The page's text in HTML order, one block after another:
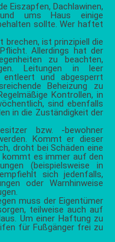
Eiszapfen, Dachlawinen,
ums Haus einige
sollte. Wer haftet
brechen, ist prinzipiell die
Allerdings hat der
zu beachten,
Leitungen in leer
entleert und abgesperrt
Beheizung zu
Kontrollen, in
sind ebenfalls
in die Zuständigkeit der
bzw. -bewohner
Kommt er dieser
droht bei Schäden eine
kommt es immer auf den
(beispielsweise in
sich jedenfalls,
oder Warnhinweise
muss der Eigentümer
teilweise auch auf
Um einer Haftung zu
für Fußgänger frei zu